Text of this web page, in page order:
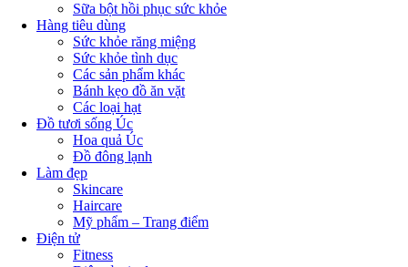
Sữa bột hồi phục sức khỏe
Hàng tiêu dùng
Sức khỏe răng miệng
Sức khỏe tình dục
Các sản phẩm khác
Bánh kẹo đồ ăn vặt
Các loại hạt
Đồ tươi sống Úc
Hoa quả Úc
Đồ đông lạnh
Làm đẹp
Skincare
Haircare
Mỹ phẩm – Trang điểm
Điện tử
Fitness